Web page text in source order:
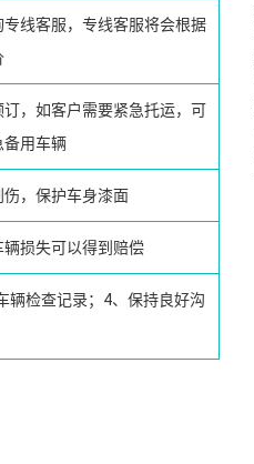
线客服，专线客服将会根据
，如客户需要紧急托运，可
备用车辆
伤，保护车身漆面
损失可以得到赔偿
辆检查记录；4、保持良好沟